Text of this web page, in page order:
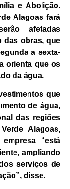
e Abolição.
Alagoas fará
afetadas
das obras, que
a sexta-
orienta que os
da água.
que
de água,
das regiões
Alagoas,
“está
ampliando
serviços de
disse.